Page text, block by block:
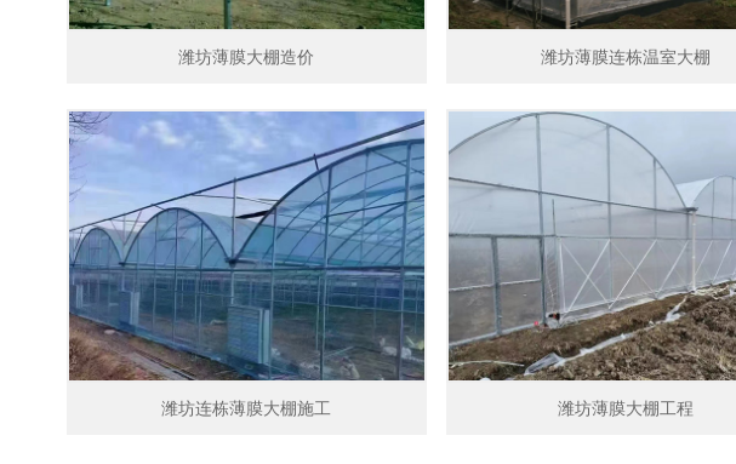
潍坊薄膜大棚造价 潍坊薄膜连栋温室大棚
潍坊连栋薄膜大棚施工 潍坊薄膜大棚工程